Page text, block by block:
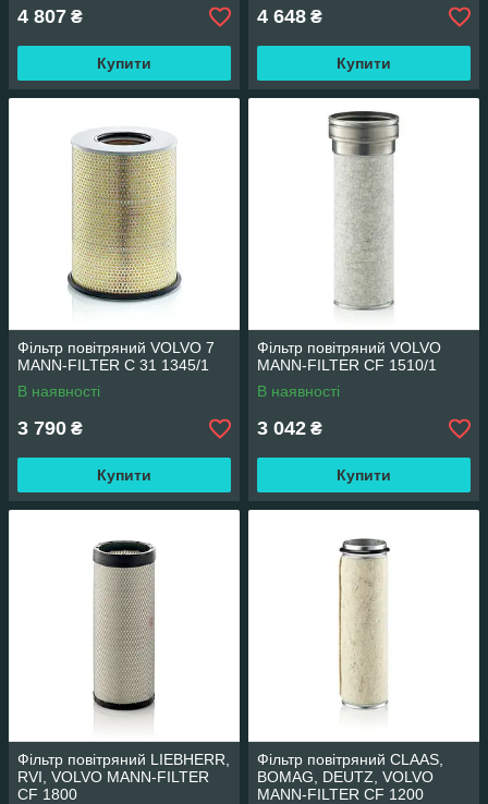
4 807 ₴
Купити
4 648 ₴
Купити
Фільтр повітряний VOLVO 7
MANN-FILTER C 31 1345/1
В наявності
3 790 ₴
Купити
Фільтр повітряний VOLVO
MANN-FILTER CF 1510/1
В наявності
3 042 ₴
Купити
Фільтр повітряний LIEBHERR,
RVI, VOLVO MANN-FILTER
CF 1800
Фільтр повітряний CLAAS,
BOMAG, DEUTZ, VOLVO
MANN-FILTER CF 1200